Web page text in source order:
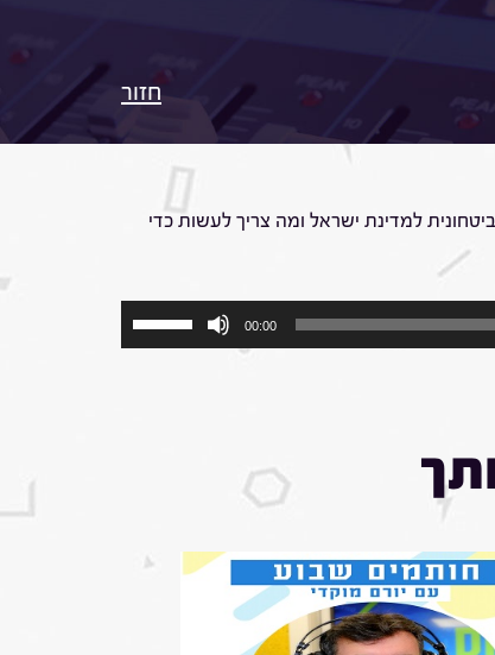
חזור
למדינת ישראל ומה צריך לעשות כדי
00:00
במקש